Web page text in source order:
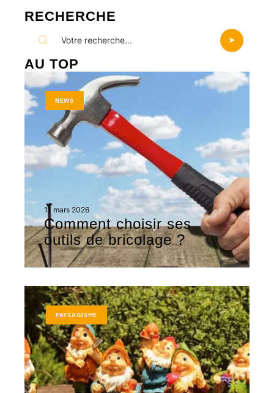
RECHERCHE
AU TOP
NEWS
11 mars 2026
Comment choisir ses
outils de bricolage ?
PAYSAGISME